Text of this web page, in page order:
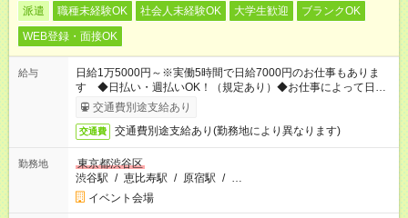
派遣 職種未経験OK 社会人未経験OK 大学生歓迎
ブランクOK
WEB登録・面接OK
給与
日給1万5000円～※実働5時間で日給7000円のお仕事もありま
す ◆日払い・週払いOK！（規定あり）◆お仕事によって日給も
異なります
交通費別途支給あり
交通費 交通費別途支給あり(勤務地により異なります)
勤務地
東京都渋谷区
渋谷駅 / 恵比寿駅 / 原宿駅 / …
イベント会場